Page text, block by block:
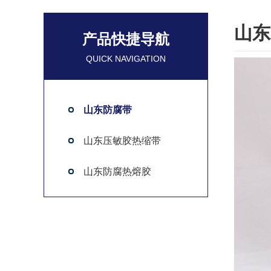
产品快捷导航
QUICK NAVIGATION
山东防腐带
山东压敏胶热缩带
山东防腐热熔胶
山